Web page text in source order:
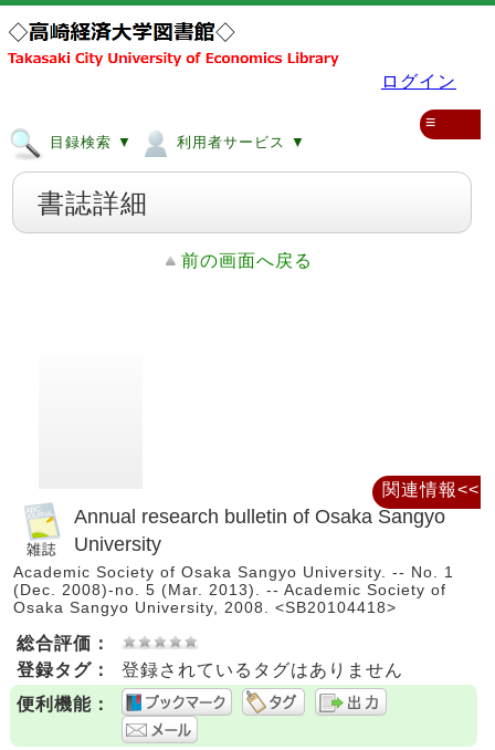
ログイン
目録検索 ▼ 利用者サービス ▼
≡
書誌詳細
前の画面へ戻る
Annual research bulletin of Osaka Sangyo
University
Academic Society of Osaka Sangyo University. -- No. 1
(Dec. 2008)-no. 5 (Mar. 2013). -- Academic Society of
Osaka Sangyo University, 2008. <SB20104418>
総合評価：
登録タグ：
登録されているタグはありません
便利機能：
関連情報<<